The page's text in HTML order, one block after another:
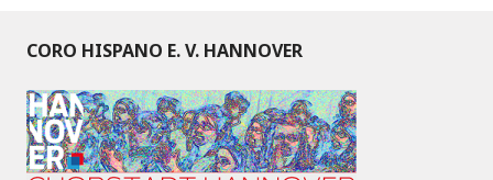
CORO HISPANO E. V. HANNOVER